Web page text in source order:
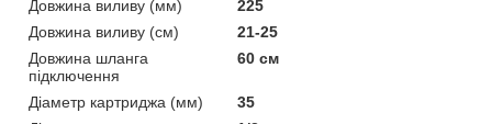
Довжина виливу (мм)
225
Довжина виливу (см)
21-25
Довжина шланга
підключення
60 см
Діаметр картриджа (мм)
35